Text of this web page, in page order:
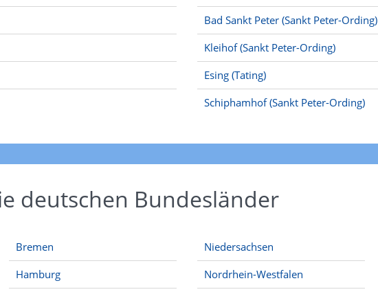
Bad Sankt Peter (Sankt Peter-Ording)
Kleihof (Sankt Peter-Ording)
Esing (Tating)
Schiphamhof (Sankt Peter-Ording)
deutschen Bundesländer
Bremen
Hamburg
Niedersachsen
Nordrhein-Westfalen